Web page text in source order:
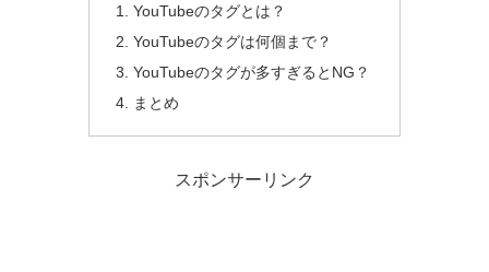
YouTubeのタグとは？
YouTubeのタグは何個まで？
YouTubeのタグが多すぎるとNG？
まとめ
スポンサーリンク